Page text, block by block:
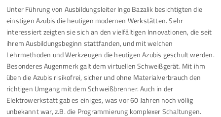
Unter Führung von Ausbildungsleiter Ingo Bazalik besichtigten die
einstigen Azubis die heutigen modernen Werkstätten. Sehr
interessiert zeigten sie sich an den vielfältigen Innovationen, die seit
ihrem Ausbildungsbeginn stattfanden, und mit welchen
Lehrmethoden und Werkzeugen die heutigen Azubis geschult werden.
Besonderes Augenmerk galt dem virtuellen Schweißgerät. Mit ihm
üben die Azubis risikofrei, sicher und ohne Materialverbrauch den
richtigen Umgang mit dem Schweißbrenner. Auch in der
Elektrowerkstatt gab es einiges, was vor 60 Jahren noch völlig
unbekannt war, z.B. die Programmierung komplexer Schaltungen.